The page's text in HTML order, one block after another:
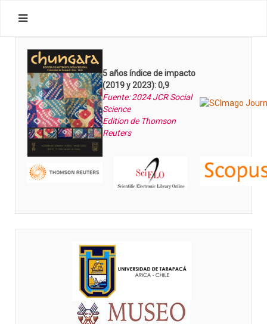
5 años índice de impacto
(2019 y 2023): 0,9
Fuente: 2024 JCR Social
Science
Edition de Thomson
Reuters